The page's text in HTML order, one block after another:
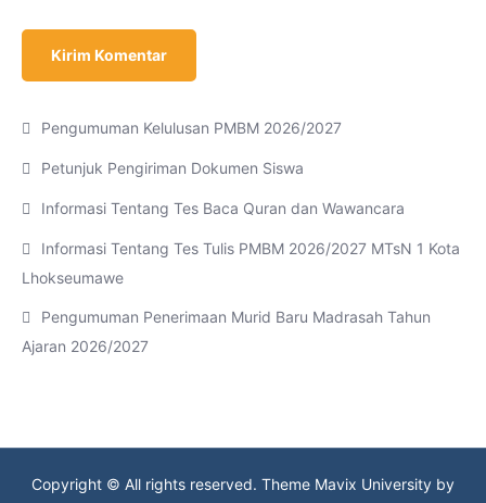
Pengumuman Kelulusan PMBM 2026/2027
Petunjuk Pengiriman Dokumen Siswa
Informasi Tentang Tes Baca Quran dan Wawancara
Informasi Tentang Tes Tulis PMBM 2026/2027 MTsN 1 Kota
Lhokseumawe
Pengumuman Penerimaan Murid Baru Madrasah Tahun
Ajaran 2026/2027
Copyright © All rights reserved. Theme Mavix University by